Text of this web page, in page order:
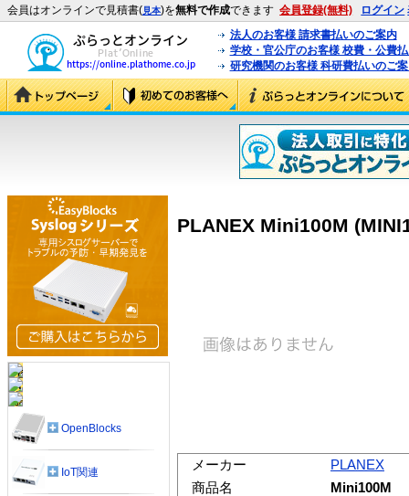
会員はオンラインで見積書(見本)を無料で作成できます 会員登録(無料) ログイン
法人のお客様 請求書払いのご案内
学校・官公庁のお客様 校費・公費
研究機関のお客様 科研費払いのご
PLANEX Mini100M
メーカー
PLANEX
商品名
Mini100M
OpenBlocks
IoT関連